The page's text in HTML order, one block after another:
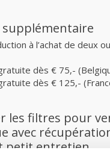
supplémentaire
à l’achat de deux
dès € 75,-
dès € 125,-
les filtres pour
avec
petit entretien